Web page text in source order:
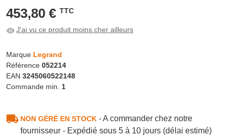
453,80 € TTC
J'ai vu ce produit moins cher ailleurs
Marque Legrand
Référence 052214
EAN 3245060522148
Commande min. 1
NON GÉRÉ EN STOCK- A commander chez notre
fournisseur - Expédié sous 5 à 10 jours (délai estimé)